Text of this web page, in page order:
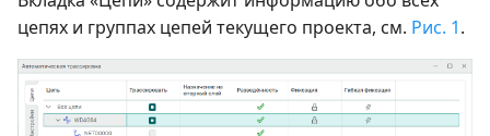
цепях и группах цепей текущего проекта, см. Рис. 1.